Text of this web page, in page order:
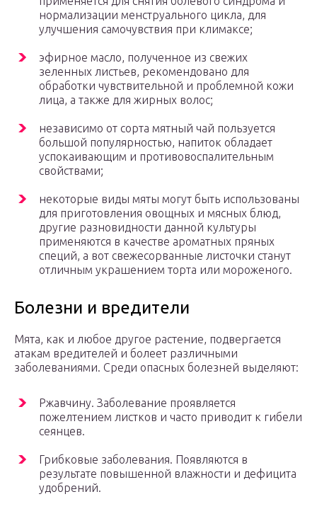
нормализации менструального цикла, для
улучшения самочувствия при климаксе;
эфирное масло, полученное из свежих
зеленных листьев, рекомендовано для
обработки чувствительной и проблемной кожи
лица, а также для жирных волос;
независимо от сорта мятный чай пользуется
большой популярностью, напиток обладает
успокаивающим и противовоспалительным
свойствами;
некоторые виды мяты могут быть использованы
для приготовления овощных и мясных блюд,
другие разновидности данной культуры
применяются в качестве ароматных пряных
специй, а вот свежесорванные листочки станут
отличным украшением торта или мороженого.
Болезни и вредители
Мята, как и любое другое растение, подвергается
атакам вредителей и болеет различными
заболеваниями. Среди опасных болезней выделяют:
Ржавчину. Заболевание проявляется
пожелтением листков и часто приводит к гибели
сеянцев.
Грибковые заболевания. Появляются в
результате повышенной влажности и дефицита
удобрений.